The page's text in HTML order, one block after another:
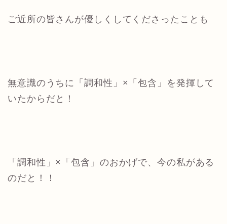
ご近所の皆さんが優しくしてくださったことも
無意識のうちに「調和性」×「包含」を発揮して
いたからだと！
「調和性」×「包含」のおかげで、今の私がある
のだと！！